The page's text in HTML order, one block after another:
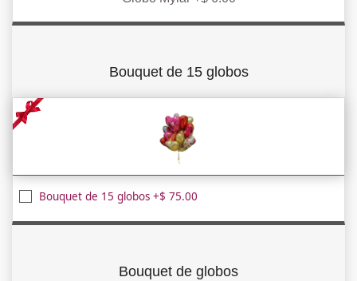
Bouquet de 15 globos
Bouquet de 15 globos +$ 75.00
Bouquet de globos